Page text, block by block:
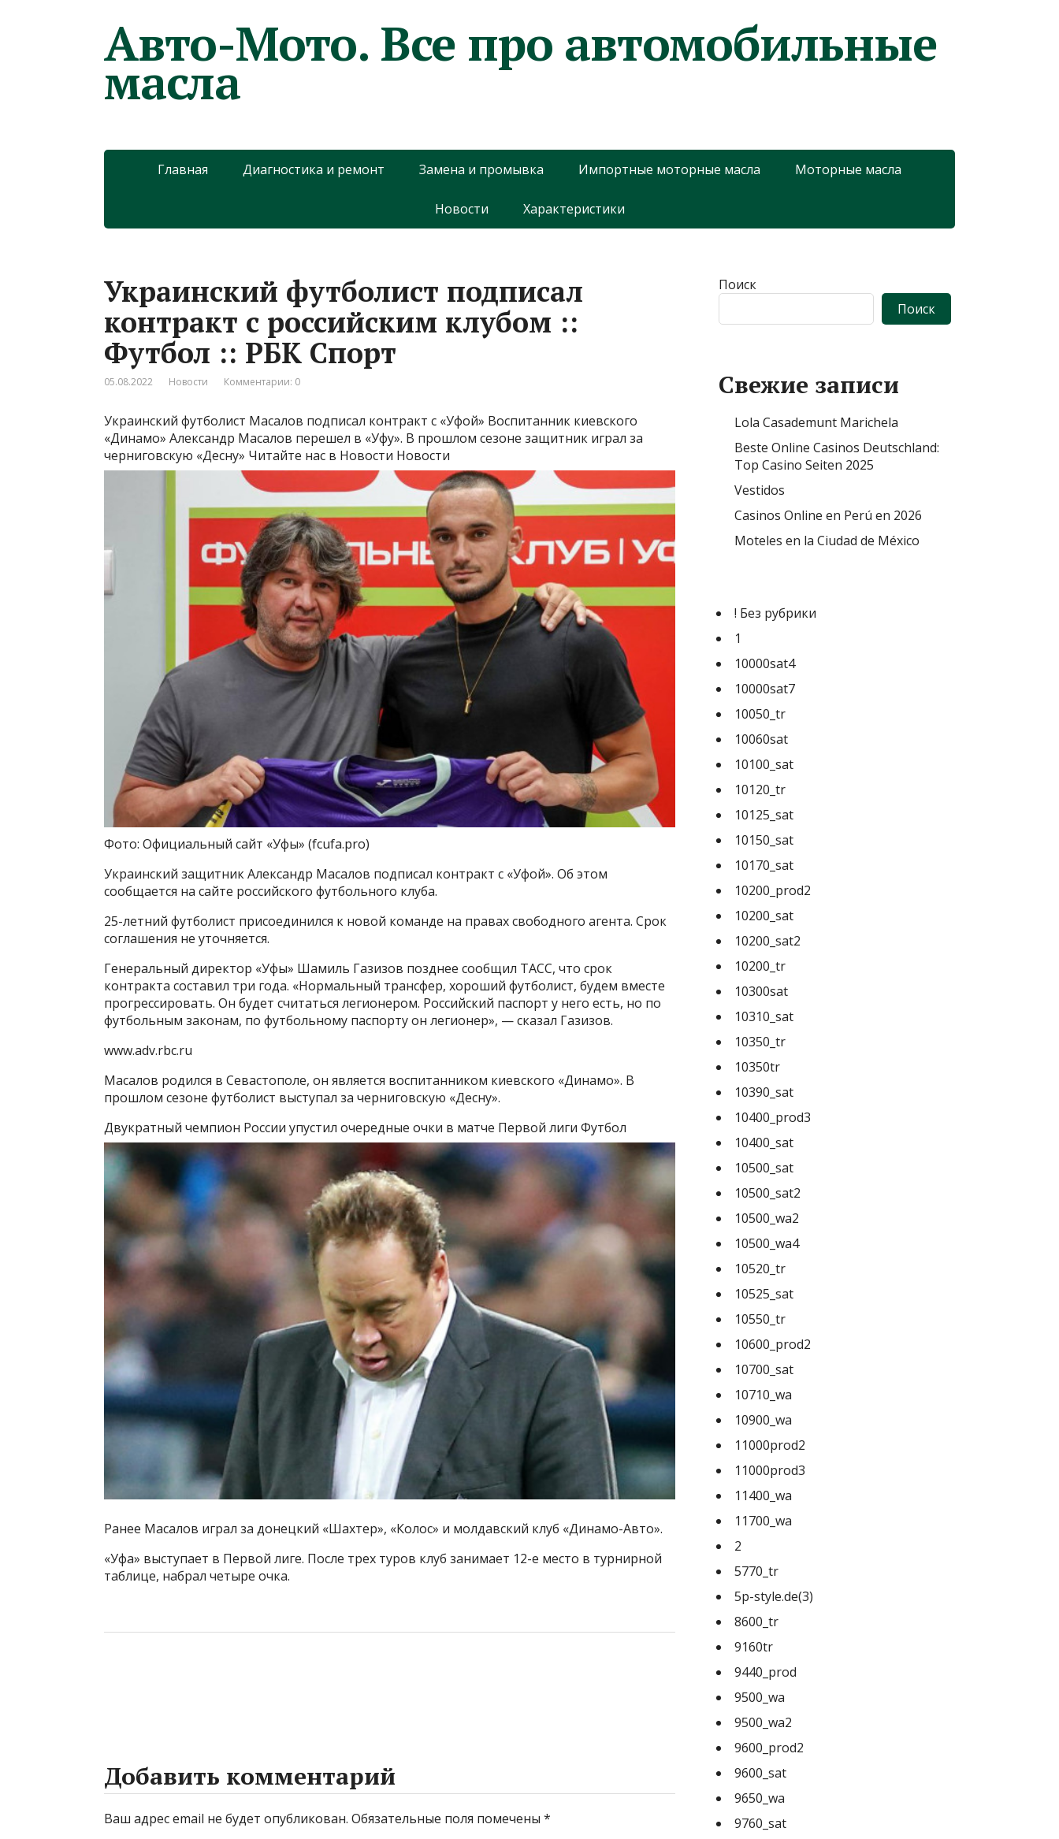
Авто-Мото. Все про автомобильные
масла
Главная Диагностика и ремонт Замена и промывка Импортные моторные масла Моторные масла
Новости Характеристики
Украинский футболист подписал
контракт с российским клубом ::
Футбол :: РБК Спорт
05.08.2022 Новости Комментарии: 0
Украинский футболист Масалов подписал контракт с «Уфой» Воспитанник киевского
«Динамо» Александр Масалов перешел в «Уфу». В прошлом сезоне защитник играл за
черниговскую «Десну» Читайте нас в Новости Новости
Фото: Официальный сайт «Уфы» (fcufa.pro)
Украинский защитник Александр Масалов подписал контракт с «Уфой». Об этом
сообщается на сайте российского футбольного клуба.
25-летний футболист присоединился к новой команде на правах свободного агента. Срок
соглашения не уточняется.
Генеральный директор «Уфы» Шамиль Газизов позднее сообщил ТАСС, что срок
контракта составил три года. «Нормальный трансфер, хороший футболист, будем вместе
прогрессировать. Он будет считаться легионером. Российский паспорт у него есть, но по
футбольным законам, по футбольному паспорту он легионер», — сказал Газизов.
www.adv.rbc.ru
Масалов родился в Севастополе, он является воспитанником киевского «Динамо». В
прошлом сезоне футболист выступал за черниговскую «Десну».
Двукратный чемпион России упустил очередные очки в матче Первой лиги Футбол
Ранее Масалов играл за донецкий «Шахтер», «Колос» и молдавский клуб «Динамо-Авто».
«Уфа» выступает в Первой лиге. После трех туров клуб занимает 12-е место в турнирной
таблице, набрал четыре очка.
Добавить комментарий
Ваш адрес email не будет опубликован. Обязательные поля помечены *
Поиск
Поиск
Свежие записи
Lola Casademunt Marichela
Beste Online Casinos Deutschland:
Top Casino Seiten 2025
Vestidos
Casinos Online en Perú en 2026
Moteles en la Ciudad de México
! Без рубрики
1
10000sat4
10000sat7
10050_tr
10060sat
10100_sat
10120_tr
10125_sat
10150_sat
10170_sat
10200_prod2
10200_sat
10200_sat2
10200_tr
10300sat
10310_sat
10350_tr
10350tr
10390_sat
10400_prod3
10400_sat
10500_sat
10500_sat2
10500_wa2
10500_wa4
10520_tr
10525_sat
10550_tr
10600_prod2
10700_sat
10710_wa
10900_wa
11000prod2
11000prod3
11400_wa
11700_wa
2
5770_tr
5p-style.de(3)
8600_tr
9160tr
9440_prod
9500_wa
9500_wa2
9600_prod2
9600_sat
9650_wa
9760_sat